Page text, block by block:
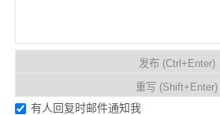
有人回复时邮件通知我